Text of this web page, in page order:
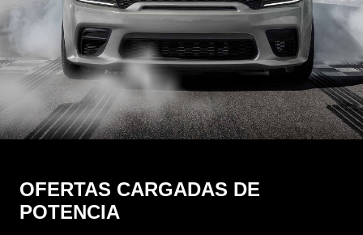
OFERTAS CARGADAS DE
POTENCIA